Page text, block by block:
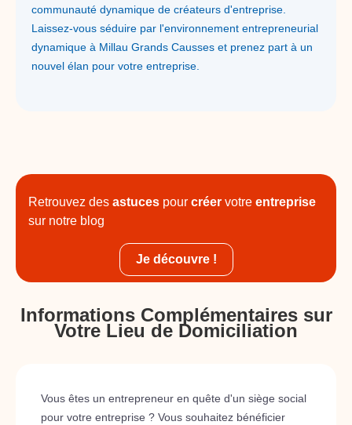
communauté dynamique de créateurs d'entreprise.
Laissez-vous séduire par l'environnement entrepreneurial
dynamique à Millau Grands Causses et prenez part à un
nouvel élan pour votre entreprise.
Retrouvez des astuces pour créer votre entreprise
sur notre blog
Je découvre !
Informations Complémentaires sur
Votre Lieu de Domiciliation
Vous êtes un entrepreneur en quête d'un siège social
pour votre entreprise ? Vous souhaitez bénéficier